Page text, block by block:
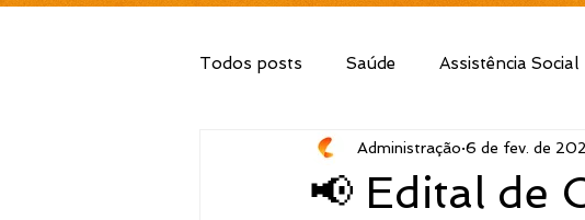
Todos posts Saúde Assistência Social
Secretaria de Obras IPTU
📢 Edital de
Administração 6 de fev. de